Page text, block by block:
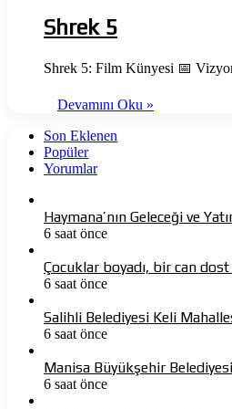
Shrek 5
Shrek 5: Film Künyesi 📅
Devamını Oku »
Son Eklenen
Popüler
Yorumlar
Haymana’nın Geleceği ve
6 saat önce
Çocuklar boyadı, bir can
6 saat önce
Salihli Belediyesi Keli
6 saat önce
Manisa Büyükşehir Belediyesi
6 saat önce